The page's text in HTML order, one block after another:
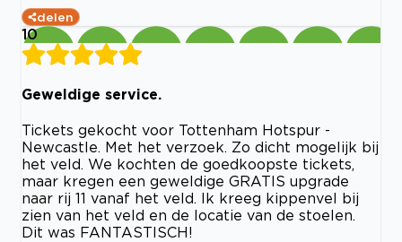
delen
10
Geweldige service.
Tickets gekocht voor Tottenham Hotspur -
Newcastle. Met het verzoek. Zo dicht mogelijk bij
het veld. We kochten de goedkoopste tickets,
maar kregen een geweldige GRATIS upgrade
naar rij 11 vanaf het veld. Ik kreeg kippenvel bij
zien van het veld en de locatie van de stoelen.
Dit was FANTASTISCH!